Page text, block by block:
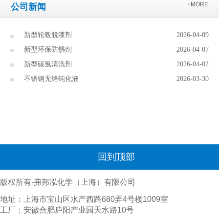
+MORE
公司新闻
2026-04-09
新型轮毂脱漆剂
2026-04-07
新型环保防锈剂
2026-04-02
新型碳氢清洗剂
2026-03-30
不锈钢无铬钝化液
回到顶部
版权所有-弗邦泓化学（上海）有限公司
地址：上海市宝山区水产西路680弄4号楼1009室
工厂：安徽合肥庐阳产业园天水路10号